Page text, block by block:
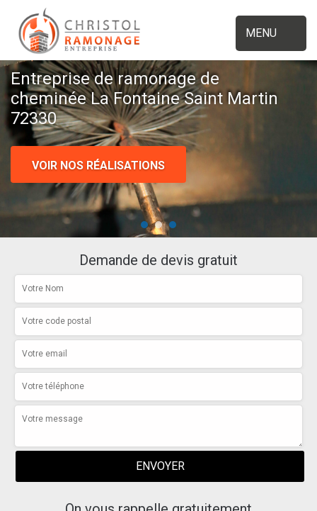
MENU
Entreprise de ramonage de
cheminée La Fontaine Saint Martin
72330
VOIR NOS RÉALISATIONS
Demande de devis gratuit